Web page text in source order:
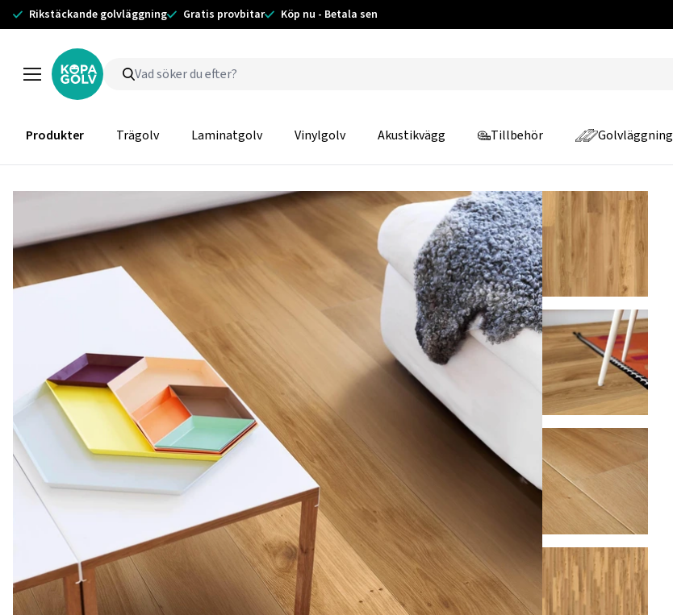
Rikstäckande golvläggning Gratis provbitar Köp nu - Betala sen
Produkter Trägolv Laminatgolv Vinylgolv Akustikvägg Tillbehör Golvläggning